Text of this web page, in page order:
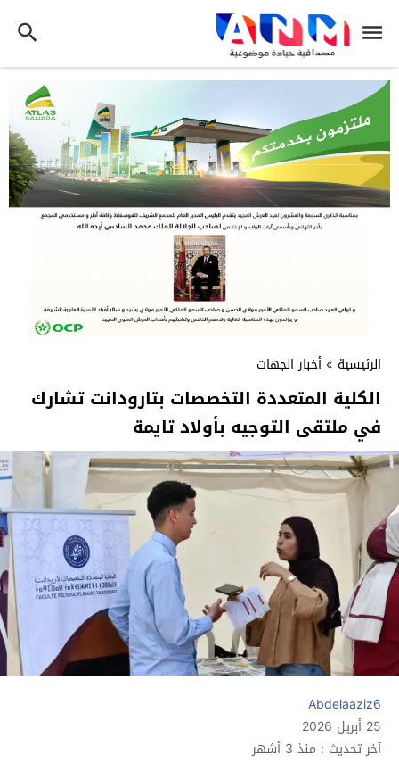
الرئيسية » أخبار الجهات
الكلية المتعددة التخصصات بتارودانت تشارك
في ملتقى التوجيه بأولاد تايمة
Abdelaaziz6
25 أبريل 2026
آخر تحديث : منذ 3 أشهر